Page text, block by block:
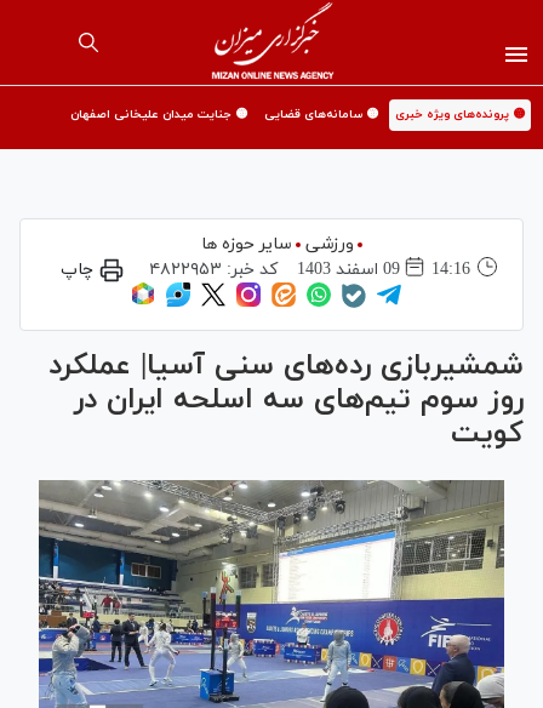
🟡 پرونده‌های ویژه خبری 🟡 سامانه‌های قضایی 🟡 جنایت میدان علیخانی اصفهان
ورزشی
سایر حوزه ها
14:16
09 اسفند 1403 کد خبر: ۴۸۲۲۹۵۳ چاپ
شمشیربازی رده‌های سنی آسیا| عملکرد
روز سوم تیم‌های سه اسلحه ایران در
کویت